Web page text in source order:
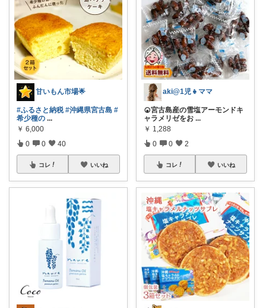
甘いもん市場🌟
#ふるさと納税 #沖縄県宮古島 #
希少種の ...
￥ 6,000
0 0 40
コレ いいね
aki@1児👧ママ
🍘宮古島産の雪塩アーモンドキ
ャラメリゼをお ...
￥ 1,288
0 0 2
コレ いいね